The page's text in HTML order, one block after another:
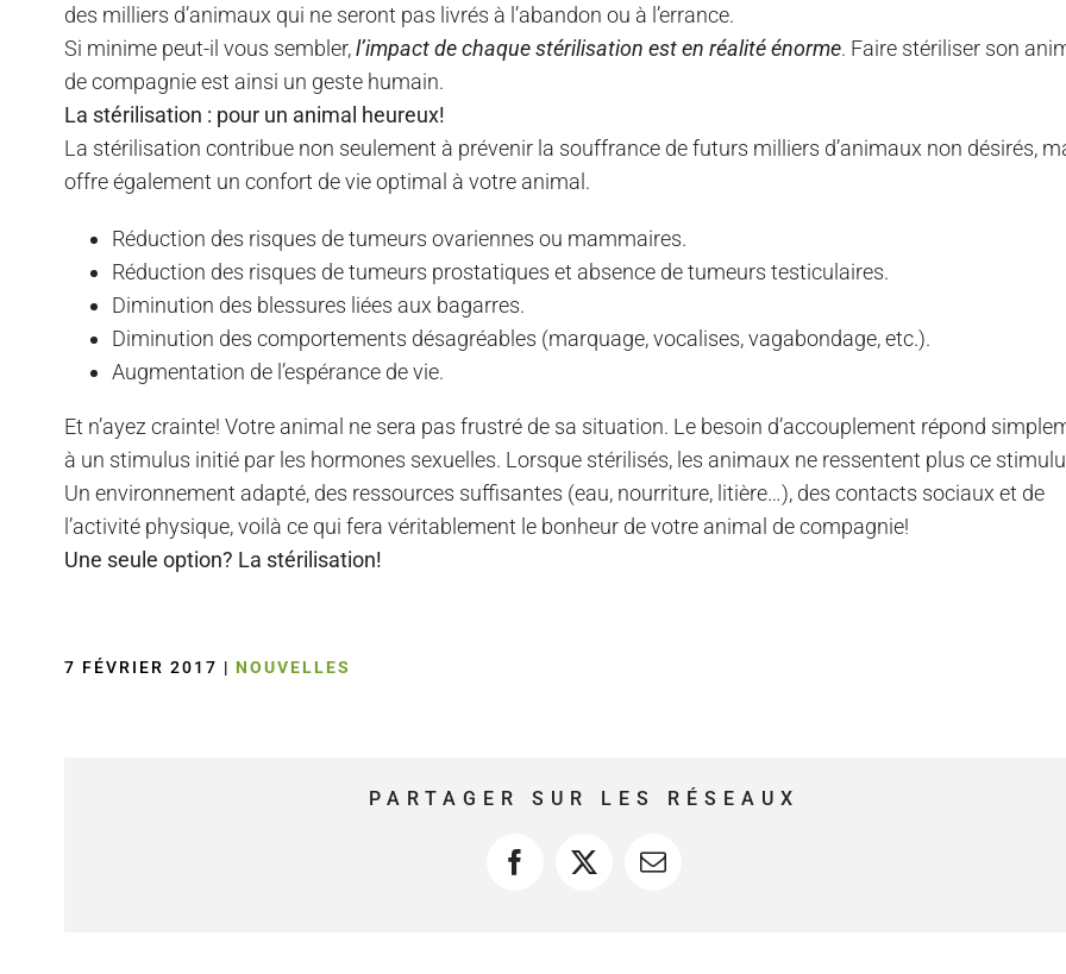
des milliers d’animaux qui ne seront pas livrés à l’abandon ou à l’errance.
Si minime peut-il vous sembler,l’impact de chaque stérilisation est en réalité énorme. Faire stériliser son
de compagnie est ainsi un geste humain.
La stérilisation : pour un animal heureux!
La stérilisation contribue non seulement à prévenir la souffrance de futurs milliers d’animaux non désirés,
offre également un confort de vie optimal à votre animal.
Réduction des risques de tumeurs ovariennes ou mammaires.
Réduction des risques de tumeurs prostatiques et absence de tumeurs testiculaires.
Diminution des blessures liées aux bagarres.
Diminution des comportements désagréables (marquage, vocalises, vagabondage, etc.).
Augmentation de l’espérance de vie.
Et n’ayez crainte! Votre animal ne sera pas frustré de sa situation. Le besoin d’accouplement répond
à un stimulus initié par les hormones sexuelles. Lorsque stérilisés, les animaux ne ressentent plus ce
Un environnement adapté, des ressources suffisantes (eau, nourriture, litière…), des contacts sociaux et de
l’activité physique, voilà ce qui fera véritablement le bonheur de votre animal de compagnie!
Une seule option? La stérilisation!
7 FÉVRIER 2017 | NOUVELLES
PARTAGER SUR LES RÉSEAUX
Facebook
X Courriel